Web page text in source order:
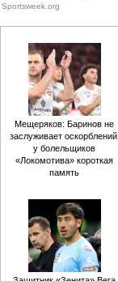
Sportsweek.org
Мещеряков: Баринов не
заслуживает оскорблений,
у болельщиков
«Локомотива» короткая
память